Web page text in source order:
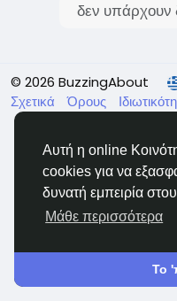
Αυτή η online
cookies για να
δυνατή εμπειρία
Μάθε περισσότερα
Το
δεν υπάρχουν
© 2026 BuzzingAbout
Σχετικά
Όρους